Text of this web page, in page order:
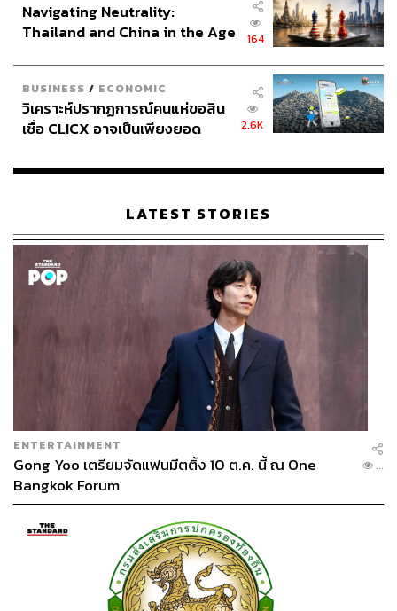
Navigating Neutrality:
Thailand and China in the Age
164
BUSINESS / ECONOMIC
วิเคราะห์ปรากฏการณ์คนแห่ขอสิน
เชื่อ CLICX อาจเป็นเพียงยอด
เรือนไทยที่ถูกซุกไว้
2.6K
LATEST STORIES
ENTERTAINMENT
Gong Yoo เตรียมจัดแฟนมีตติ้ง 10 ต.ค. นี้ ณ One
Bangkok Forum
...